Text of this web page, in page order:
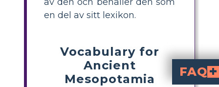
en del av sitt lexikon.
Vocabulary for
Ancient
Mesopotamia
FAQ